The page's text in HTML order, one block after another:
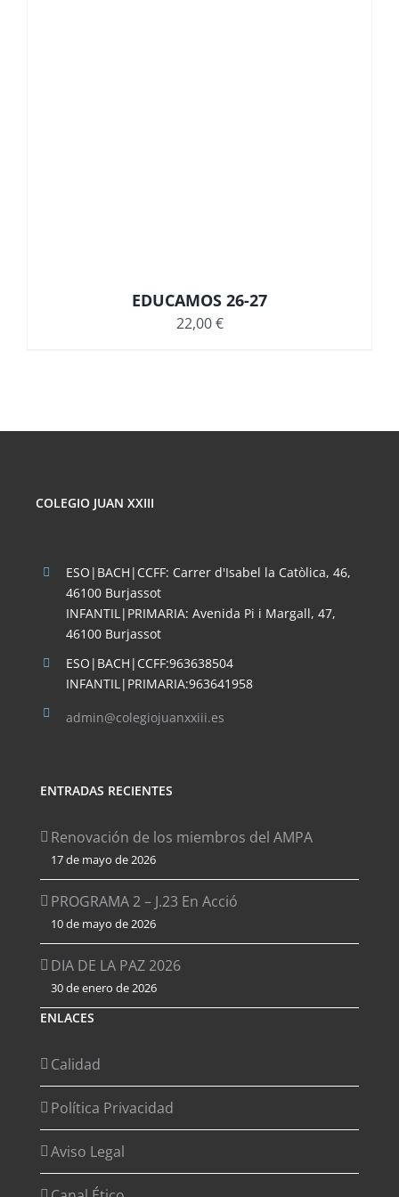
EDUCAMOS 26-27
22,00€
COLEGIO JUAN XXIII
ESO|BACH|CCFF: Carrer d'Isabel la Catòlica, 46,
46100 Burjassot
INFANTIL|PRIMARIA: Avenida Pi i Margall, 47,
46100 Burjassot
ESO|BACH|CCFF:963638504
INFANTIL|PRIMARIA:963641958
admin@colegiojuanxxiii.es
ENTRADAS RECIENTES
Renovación de los miembros del AMPA
17 de mayo de 2026
PROGRAMA 2 – J.23 En Acció
10 de mayo de 2026
DIA DE LA PAZ 2026
30 de enero de 2026
ENLACES
Calidad
Política Privacidad
Aviso Legal